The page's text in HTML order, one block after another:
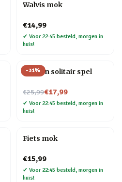
Walvis mok
€14,99
✔ Voor 22:45 besteld, morgen in
huis!
-31%
Houten solitair spel
€25,99
Nu voor€17,99
✔ Voor 22:45 besteld, morgen in
huis!
Fiets mok
€15,99
✔ Voor 22:45 besteld, morgen in
huis!